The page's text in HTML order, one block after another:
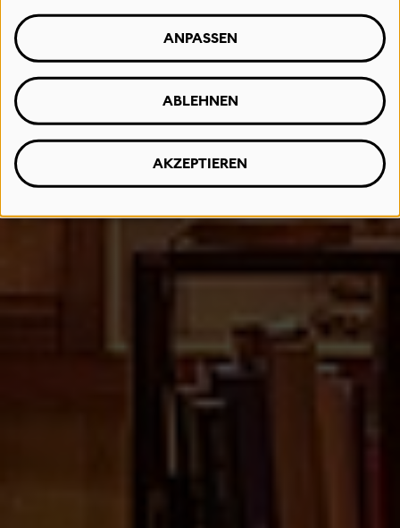
ANPASSEN
ABLEHNEN
AKZEPTIEREN